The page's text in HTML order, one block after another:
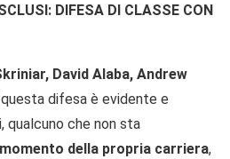
DIFESA DI CLASSE CON
David Alaba, Andrew
difesa è evidente e
qualcuno che non sta
della propria carriera,